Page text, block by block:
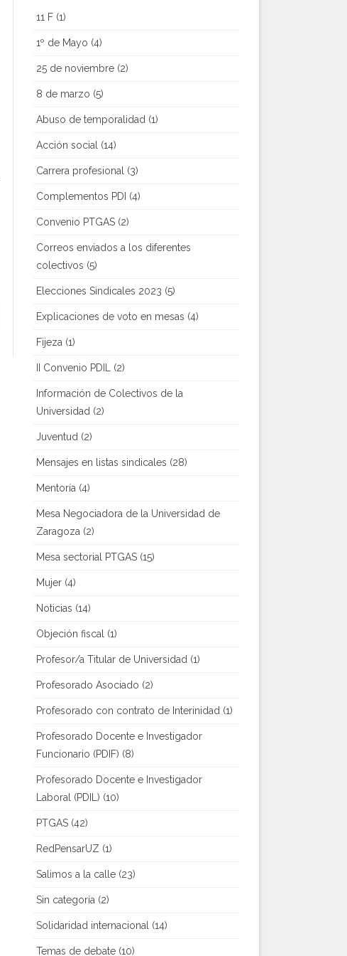
11 F(1)
1º de Mayo (4)
25 de noviembre(2)
8 de marzo (5)
Abuso de temporalidad(1)
Acción social(14)
Carrera profesional(3)
Complementos PDI (4)
Convenio PTGAS(2)
Correos enviados a los diferentes
colectivos (5)
Elecciones Sindicales 2023 (5)
Explicaciones de voto en mesas (4)
Fijeza(1)
II Convenio PDIL(2)
Información de Colectivos de la
Universidad(2)
Juventud(2)
Mensajes en listas sindicales (28)
Mentoría(4)
Mesa Negociadora de la Universidad de
Zaragoza(2)
Mesa sectorial PTGAS(15)
Mujer(4)
Noticias (14)
Objeción fiscal(1)
Profesor/a Titular de Universidad(1)
Profesorado Asociado (2)
Profesorado con contrato de Interinidad(1)
Profesorado Docente e Investigador
Funcionario (PDIF) (8)
Profesorado Docente e Investigador
Laboral (PDIL) (10)
PTGAS(42)
RedPensarUZ (1)
Salimos a la calle(23)
Sin categoría(2)
Solidaridad internacional(14)
Temas de debate(10)